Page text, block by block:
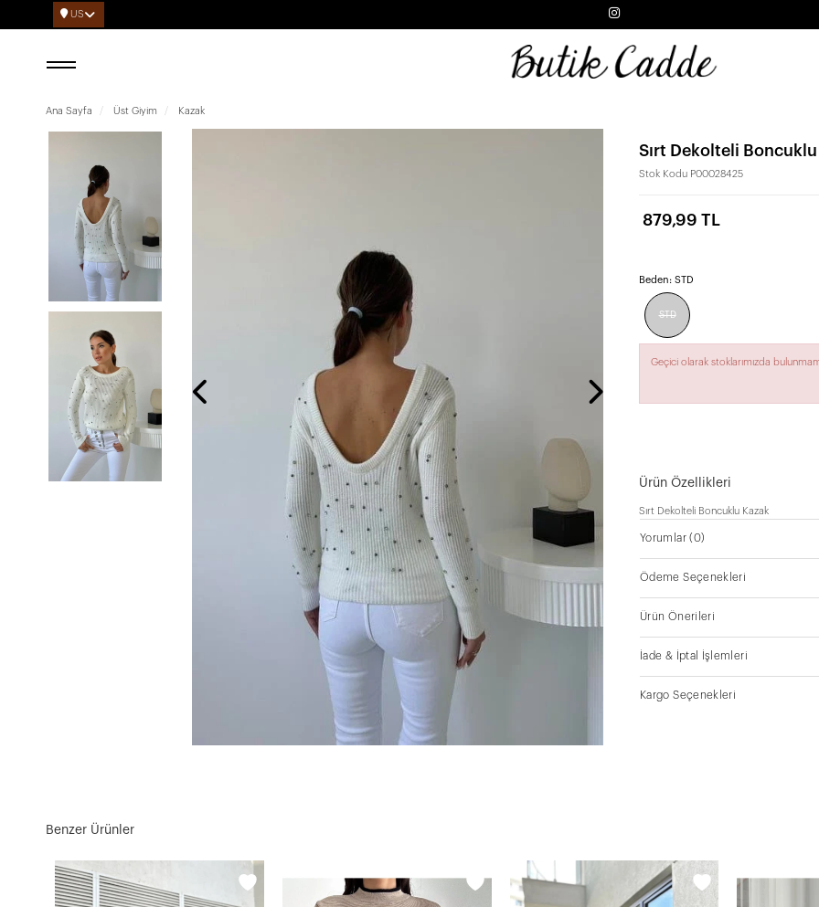
US
Ana Sayfa Üst Giyim Kazak
Sırt Dekolteli Boncuklu
Stok Kodu P00028425
879,99 TL
Beden: STD
STD
Geçici olarak stoklarımızda
Ürün Özellikleri
Sırt Dekolteli Boncuklu Kazak
Yorumlar(0)
Ödeme Seçenekleri
Ürün Önerileri
İade & İptal İşlemleri
Kargo Seçenekleri
Benzer Ürünler